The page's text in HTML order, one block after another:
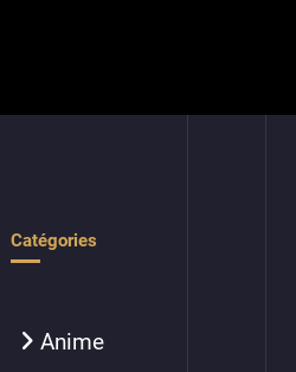
Catégories
Anime